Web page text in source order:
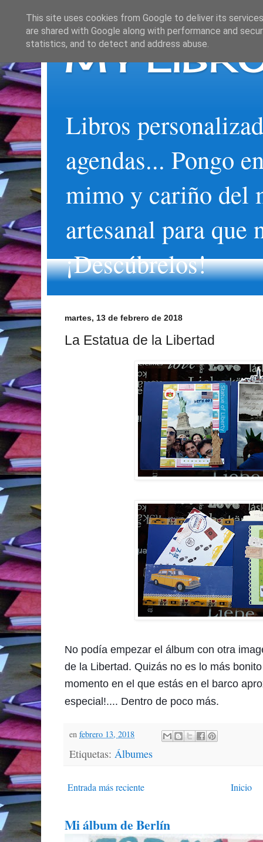
MY
Libros
agendas... Pongo
mimo y cariño del
artesanal para que
¡Descúbrelos!
martes, 13 de febrero de 2018
La Estatua de la Libertad
No podía empezar el álbum con otra
de la Libertad. Quizás no es lo más
momento en el que estás en el barco
especial!.... Dentro de poco más.
en febrero 13, 2018
Etiquetas: Álbumes
Entrada más reciente Inicio
Mi álbum de Berlín
This site uses cookies from Google to deliver its
are shared with Google along with performance and
statistics, and to detect and address abuse.